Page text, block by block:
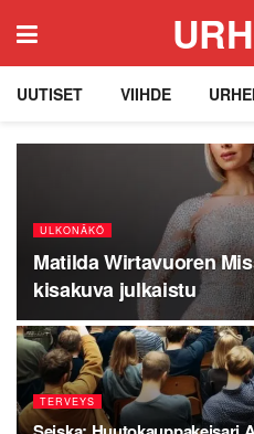
UUTISET VIIHDE
ULKONÄKÖ
Matilda Wirtavuoren
kisakuva julkaistu
TERVEYS